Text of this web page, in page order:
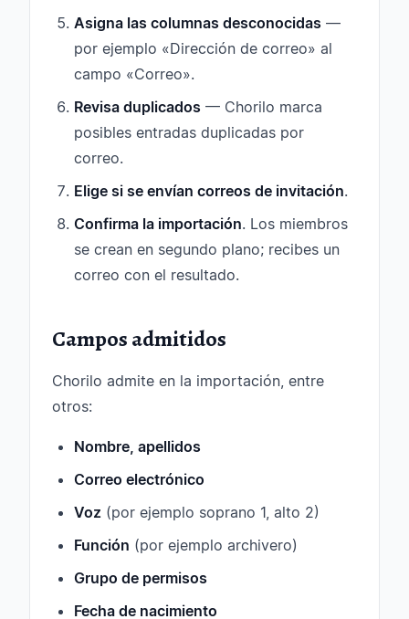
Asigna las columnas desconocidas —
por ejemplo «Dirección de correo» al
campo «Correo».
Revisa duplicados — Chorilo marca
posibles entradas duplicadas por
correo.
Elige si se envían correos de invitación.
Confirma la importación. Los miembros
se crean en segundo plano; recibes un
correo con el resultado.
Campos admitidos
Chorilo admite en la importación, entre
otros:
Nombre, apellidos
Correo electrónico
Voz (por ejemplo soprano 1, alto 2)
Función (por ejemplo archivero)
Grupo de permisos
Fecha de nacimiento